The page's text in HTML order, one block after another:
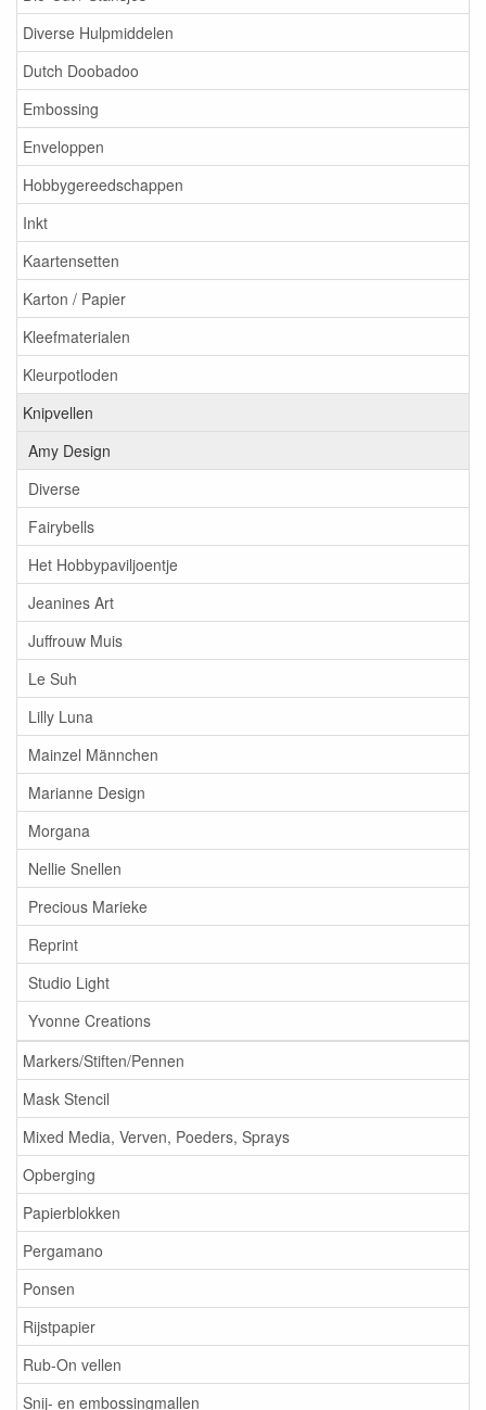
Diverse Hulpmiddelen
Dutch Doobadoo
Embossing
Enveloppen
Hobbygereedschappen
Inkt
Kaartensetten
Karton / Papier
Kleefmaterialen
Kleurpotloden
Knipvellen
Amy Design
Diverse
Fairybells
Het Hobbypaviljoentje
Jeanines Art
Juffrouw Muis
Le Suh
Lilly Luna
Mainzel Männchen
Marianne Design
Morgana
Nellie Snellen
Precious Marieke
Reprint
Studio Light
Yvonne Creations
Markers/Stiften/Pennen
Mask Stencil
Mixed Media, Verven, Poeders, Sprays
Opberging
Papierblokken
Pergamano
Ponsen
Rijstpapier
Rub-On vellen
Snij- en embossingmallen